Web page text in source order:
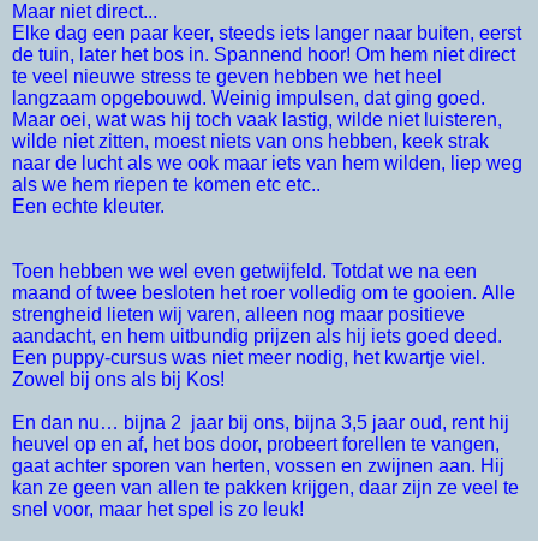
Maar niet direct...
Elke dag een paar keer, steeds iets langer naar buiten, eerst
de tuin, later het bos in. Spannend hoor! Om hem niet direct
te veel nieuwe stress te geven hebben we het heel
langzaam opgebouwd. Weinig impulsen, dat ging goed.
Maar oei, wat was hij toch vaak lastig, wilde niet luisteren,
wilde niet zitten, moest niets van ons hebben, keek strak
naar de lucht als we ook maar iets van hem wilden, liep weg
als we hem riepen te komen etc etc..
Een echte kleuter.
Toen hebben we wel even getwijfeld. Totdat we na een
maand of twee besloten het roer volledig om te gooien. Alle
strengheid lieten wij varen, alleen nog maar positieve
aandacht, en hem uitbundig prijzen als hij iets goed deed.
Een puppy-cursus was niet meer nodig, het kwartje viel.
Zowel bij ons als bij Kos!
En dan nu… bijna 2 jaar bij ons, bijna 3,5 jaar oud, rent hij
heuvel op en af, het bos door, probeert forellen te vangen,
gaat achter sporen van herten, vossen en zwijnen aan. Hij
kan ze geen van allen te pakken krijgen, daar zijn ze veel te
snel voor, maar het spel is zo leuk!